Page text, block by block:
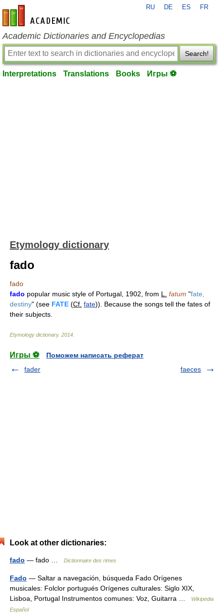
en-academic.com
RU DE ES FR
Academic Dictionaries and Encyclopedias
Search!
Interpretations Translations Books Игры ⚽
Etymology dictionary
fado
fado
fado popular music style of Portugal, 1902, from L. fatum "fate,
destiny" (see FATE (Cf. fate)). Because the songs tell the fates of
their subjects.
Etymology dictionary. 2014
Игры ⚽
Поможем написать реферат
fader
faeces
Look at other dictionaries:
fado — fado … Dictionnaire des rimes
Fado — Saltar a navegación, búsqueda Fado Orígenes
musicales: Folclor portugués Orígenes culturales: Siglo XIX,
Lisboa, Portugal Instrumentos comunes: Voz, Guitarra …
Wikipedia
Español